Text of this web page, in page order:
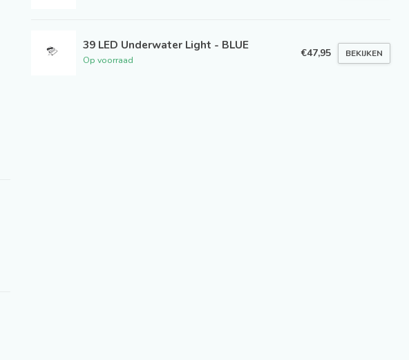
39 LED Underwater Light - BLUE
Op voorraad
€47,95 BEKIJKEN